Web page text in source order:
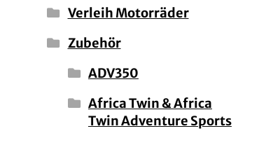
Verleih Motorräder
Zubehör
ADV350
Africa Twin & Africa
Twin Adventure Sports